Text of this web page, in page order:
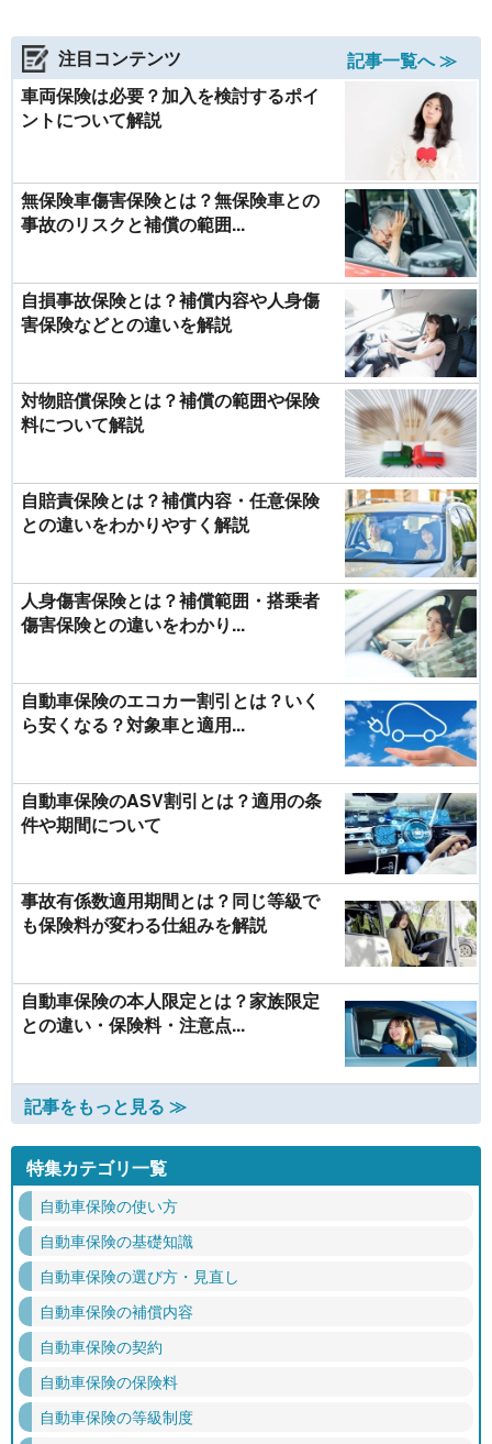
注目コンテンツ
記事一覧へ ≫
車両保険は必要？加入を検討するポイ
ントについて解説
無保険車傷害保険とは？無保険車との
事故のリスクと補償の範囲...
自損事故保険とは？補償内容や人身傷
害保険などとの違いを解説
対物賠償保険とは？補償の範囲や保険
料について解説
自賠責保険とは？補償内容・任意保険
との違いをわかりやすく解説
人身傷害保険とは？補償範囲・搭乗者
傷害保険との違いをわかり...
自動車保険のエコカー割引とは？いく
ら安くなる？対象車と適用...
自動車保険のASV割引とは？適用の条
件や期間について
事故有係数適用期間とは？同じ等級で
も保険料が変わる仕組みを解説
自動車保険の本人限定とは？家族限定
との違い・保険料・注意点...
記事をもっと見る ≫
特集カテゴリ一覧
自動車保険の使い方
自動車保険の基礎知識
自動車保険の選び方・見直し
自動車保険の補償内容
自動車保険の契約
自動車保険の保険料
自動車保険の等級制度